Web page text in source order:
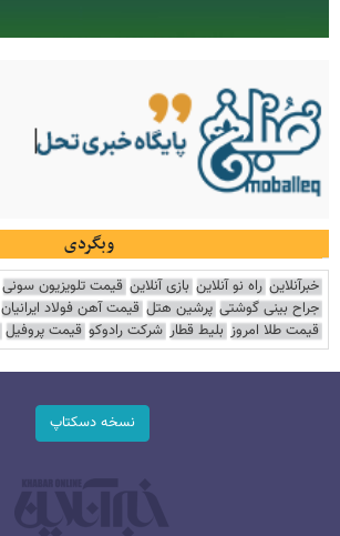
وبگردی
خبرآنلاین راه نو آنلاین بازی آنلاین قیمت تلویزیون سونی
جراح بینی گوشتی پرشین هتل قیمت آهن فولاد ایرانیان
قیمت طلا امروز بلیط قطار شرکت رادوکو قیمت پروفیل
نسخه دسکتاپ